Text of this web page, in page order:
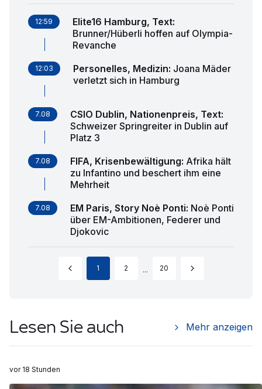
12:59 Elite16 Hamburg, Text:
Brunner/Hüberli hoffen auf Olympia-
Revanche
12:03 Personelles, Medizin: Joana Mäder
verletzt sich in Hamburg
7.08 CSIO Dublin, Nationenpreis, Text:
Schweizer Springreiter in Dublin auf
Platz 3
7.08 FIFA, Krisenbewältigung: Afrika hält
zu Infantino und beschert ihm eine
Mehrheit
7.08 EM Paris, Story Noè Ponti: Noè Ponti
über EM-Ambitionen, Federer und
Djokovic
1 2 ... 20
Lesen Sie auch Mehr anzeigen
vor 18 Stunden